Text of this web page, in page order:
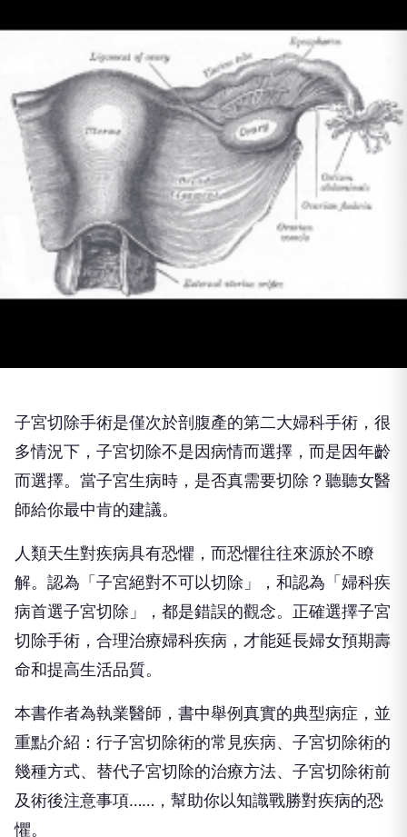
子宮切除手術是僅次於剖腹產的第二大婦科手術，很
多情況下，子宮切除不是因病情而選擇，而是因年齡
而選擇。當子宮生病時，是否真需要切除？聽聽女醫
師給你最中肯的建議。
人類天生對疾病具有恐懼，而恐懼往往來源於不瞭
解。認為「子宮絕對不可以切除」，和認為「婦科疾
病首選子宮切除」，都是錯誤的觀念。正確選擇子宮
切除手術，合理治療婦科疾病，才能延長婦女預期壽
命和提高生活品質。
本書作者為執業醫師，書中舉例真實的典型病症，並
重點介紹：行子宮切除術的常見疾病、子宮切除術的
幾種方式、替代子宮切除的治療方法、子宮切除術前
及術後注意事項……，幫助你以知識戰勝對疾病的恐
懼。